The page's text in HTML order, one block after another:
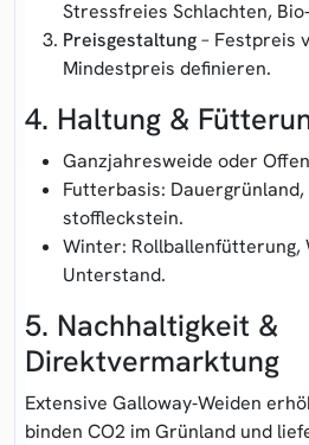
Stress­freies Schlachten,
Preisgestaltung– Festpreis
Mindestpreis definieren.
4. Haltung &
Ganz­jahres­weide oder
Futterbasis:
stoff­leckstein.
Winter: Rollballen­fütterung,
Unterstand.
5. Nachhaltigkeit &
Direktvermarktung
Extensive Galloway‑Weiden
binden CO2 im Grünland und